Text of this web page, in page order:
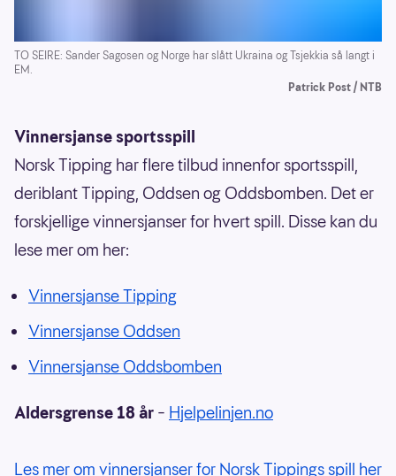
TO SEIRE: Sander Sagosen og Norge har slått Ukraina og Tsjekkia så langt i
EM.
Patrick Post / NTB
Vinnersjanse sportsspill
Norsk Tipping har flere tilbud innenfor sportsspill,
deriblant Tipping, Oddsen og Oddsbomben. Det er
forskjellige vinnersjanser for hvert spill. Disse kan du
lese mer om her:
Vinnersjanse Tipping
Vinnersjanse Oddsen
Vinnersjanse Oddsbomben
Aldersgrense 18 år – Hjelpelinjen.no
Les mer om vinnersjanser for Norsk Tippings spill her